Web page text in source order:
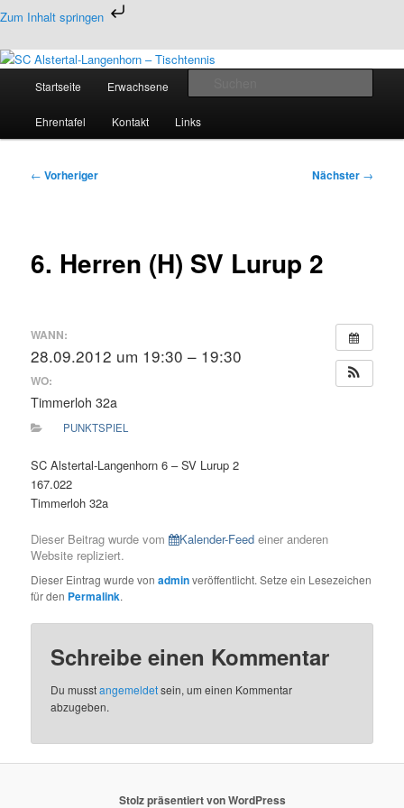
Zum
Inhalt
springen
Zum Inhalt springen
SC Alstertal-Langenhorn –
Tischtennis in Hamburgs Norden
Startseite Erwachsene
Ehrentafel Kontakt Links
Beitragsnavigation
← Vorheriger Nächster →
6. Herren (H) SV Lurup 2
WANN:
28.09.2012 um 19:30 – 19:30
WO:
Timmerloh 32a
PUNKTSPIEL
SC Alstertal-Langenhorn 6 – SV Lurup 2
167.022
Timmerloh 32a
Dieser Beitrag wurde vom Kalender-Feed einer anderen
Website repliziert.
Dieser Eintrag wurde vonadminveröffentlicht. Setze ein Lesezeichen
für den Permalink.
Schreibe einen Kommentar
Du musstangemeldetsein, um einen Kommentar
abzugeben.
Stolz präsentiert von WordPress